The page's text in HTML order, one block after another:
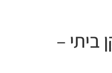
ביתי –